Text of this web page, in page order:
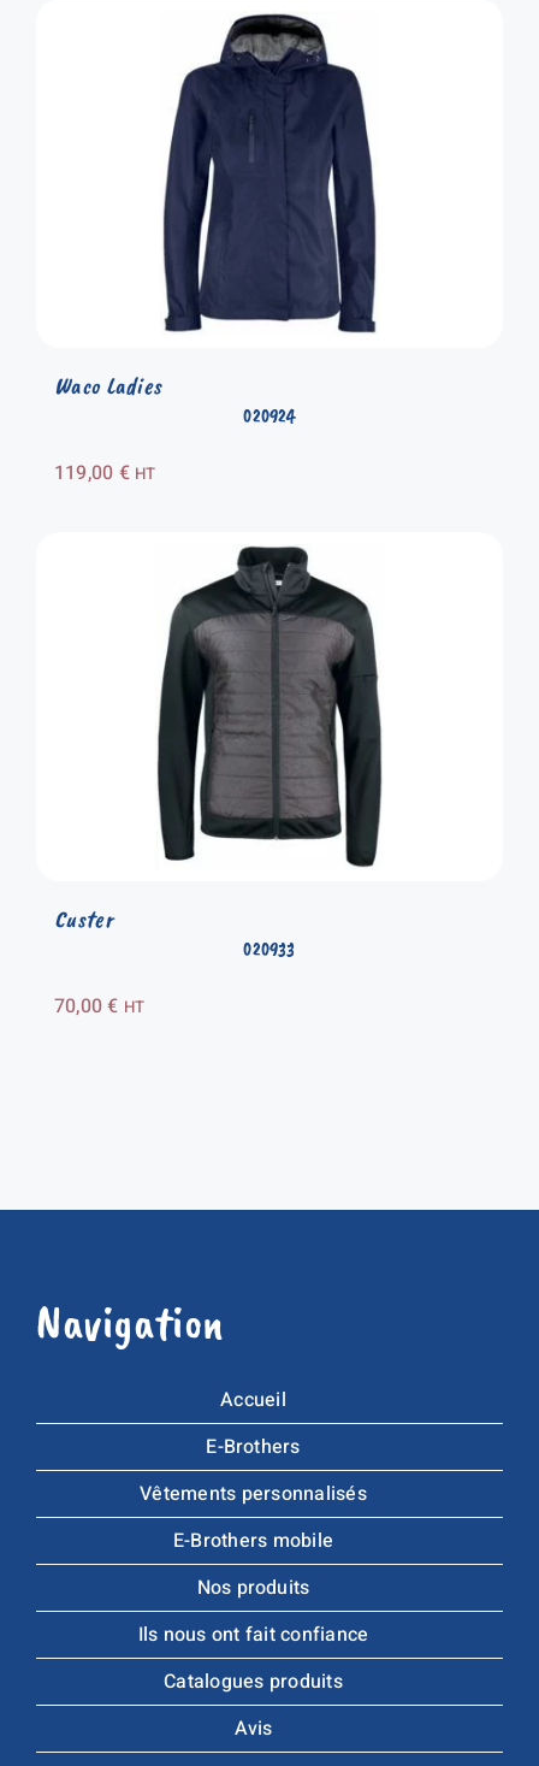
020924
Waco Ladies
119,00 € HT
020933
Custer
70,00€ HT
Navigation
Accueil
E-Brothers
Vêtements personnalisés
E-Brothers mobile
Nos produits
Ils nous ont fait confiance
Catalogues produits
Avis